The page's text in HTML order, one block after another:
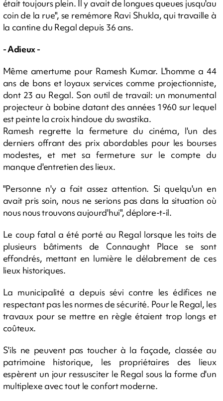
était toujours plein. Il y avait de longues queues jusqu'au
coin de la rue", se remémore Ravi Shukla, qui travaille à
la cantine du Regal depuis 36 ans.
- Adieux -
Même amertume pour Ramesh Kumar. L'homme a 44
ans de bons et loyaux services comme projectionniste,
dont 23 au Regal. Son outil de travail: un monumental
projecteur à bobine datant des années 1960 sur lequel
est peinte la croix hindoue du swastika.
Ramesh regrette la fermeture du cinéma, l'un des
derniers offrant des prix abordables pour les bourses
modestes, et met sa fermeture sur le compte du
manque d'entretien des lieux.
"Personne n'y a fait assez attention. Si quelqu'un en
avait pris soin, nous ne serions pas dans la situation où
nous nous trouvons aujourd'hui", déplore-t-il.
Le coup fatal a été porté au Regal lorsque les toits de
plusieurs bâtiments de Connaught Place se sont
effondrés, mettant en lumière le délabrement de ces
lieux historiques.
La municipalité a depuis sévi contre les édifices ne
respectant pas les normes de sécurité. Pour le Regal, les
travaux pour se mettre en règle étaient trop longs et
coûteux.
S'ils ne peuvent pas toucher à la façade, classée au
patrimoine historique, les propriétaires des lieux
espèrent un jour ressusciter le Regal sous la forme d'un
multiplexe avec tout le confort moderne.